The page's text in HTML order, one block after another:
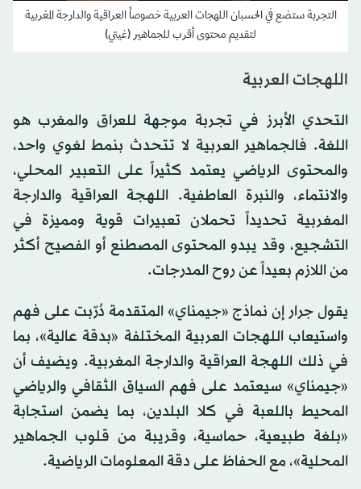
التجربة ستضع في الحسبان اللهجات العربية خصوصاً العراقية والدارجة المغربية
لتقديم محتوى أقرب للجماهير (غيتي)
اللهجات العربية
التحدي الأبرز في تجربة موجهة للعراق والمغرب هو
اللغة. فالجماهير العربية لا تتحدث بنمط لغوي واحد،
والمحتوى الرياضي يعتمد كثيراً على التعبير المحلي،
والانتماء، والنبرة العاطفية. اللهجة العراقية والدارجة
المغربية تحديداً تحملان تعبيرات قوية ومميزة في
التشجيع، وقد يبدو المحتوى المصطنع أو الفصيح أكثر
من اللازم بعيداً عن روح المدرجات.
يقول جرار إن نماذج «جيمناي» المتقدمة دُرّبت على فهم
واستيعاب اللهجات العربية المختلفة «بدقة عالية»، بما
في ذلك اللهجة العراقية والدارجة المغربية. ويضيف أن
«جيمناي» سيعتمد على فهم السياق الثقافي والرياضي
المحيط باللعبة في كلا البلدين، بما يضمن استجابة
«بلغة طبيعية، حماسية، وقريبة من قلوب الجماهير
المحلية»، مع الحفاظ على دقة المعلومات الرياضية.